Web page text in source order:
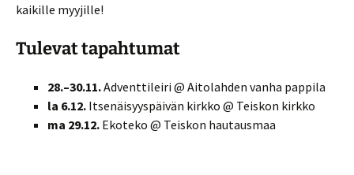
kaikille myyjille!
Tulevat tapahtumat
28.–30.11.Adventtileiri @ Aitolahden vanha pappila
la 6.12. Itsenäisyyspäivän kirkko @ Teiskon kirkko
ma 29.12. Ekoteko @ Teiskon hautausmaa